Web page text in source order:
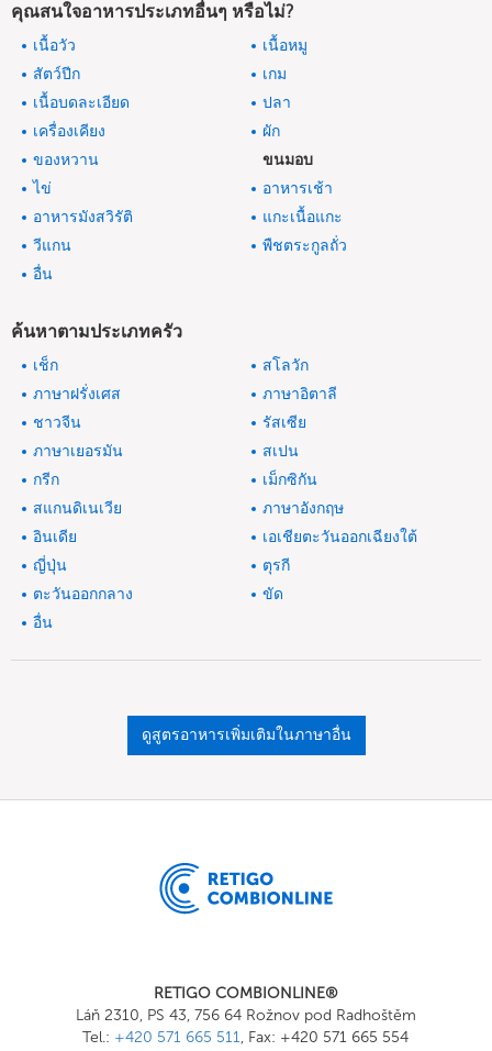
คุณสนใจอาหารประเภทอื่นๆ หรือไม่?
เนื้อวัว
เนื้อหมู
สัตว์ปีก
เกม
เนื้อบดละเอียด
ปลา
เครื่องเคียง
ผัก
ของหวาน
ขนมอบ
ไข่
อาหารเช้า
อาหารมังสวิรัติ
แกะเนื้อแกะ
วีแกน
พืชตระกูลถั่ว
อื่น
ค้นหาตามประเภทครัว
เช็ก
สโลวัก
ภาษาฝรั่งเศส
ภาษาอิตาลี
ชาวจีน
รัสเซีย
ภาษาเยอรมัน
สเปน
กรีก
เม็กซิกัน
สแกนดิเนเวีย
ภาษาอังกฤษ
อินเดีย
เอเชียตะวันออกเฉียงใต้
ญี่ปุ่น
ตุรกี
ตะวันออกกลาง
ขัด
อื่น
ดูสูตรอาหารเพิ่มเติมในภาษาอื่น
RETIGO COMBIONLINE®
Láň 2310, PS 43, 756 64 Rožnov pod Radhoštěm
Tel.: +420 571 665 511, Fax: +420 571 665 554